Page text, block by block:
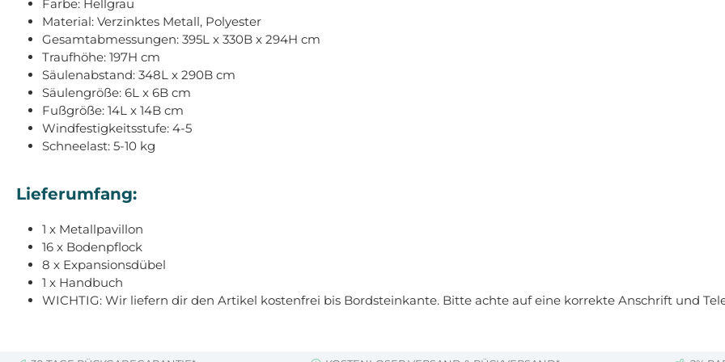
Farbe: Hellgrau
Material: Verzinktes Metall, Polyester
Gesamtabmessungen: 395L x 330B x 294H cm
Traufhöhe: 197H cm
Säulenabstand: 348L x 290B cm
Säulengröße: 6L x 6B cm
Fußgröße: 14L x 14B cm
Windfestigkeitsstufe: 4-5
Schneelast: 5-10 kg
Lieferumfang:
1 x Metallpavillon
16 x Bodenpflock
8 x Expansionsdübel
1 x Handbuch
WICHTIG: Wir liefern dir den Artikel kostenfrei bis Bordsteinkante. Bitte achte auf eine korrekte Anschrift und